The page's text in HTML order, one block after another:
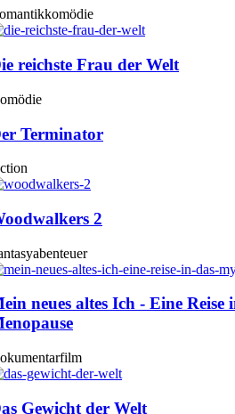
reichste Frau der Welt
Terminator
2
neues altes Ich - Eine
Gewicht der Welt